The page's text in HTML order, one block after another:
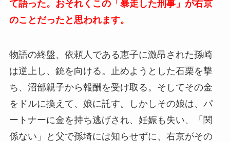
て語った。おそれくこの「暴走した刑事」が右京
のことだったと思われます。
物語の終盤、依頼人である恵子に激昂された孫崎
は逆上し、銃を向ける。止めようとした石栗を撃
ち、沼部親子から報酬を受け取る。そしてその金
をドルに換えて、娘に託す。しかしその娘は、パ
ートナーに金を持ち逃げされ、妊娠も失い、「関
係ない」と父で孫埼には知らせずに、右京がその